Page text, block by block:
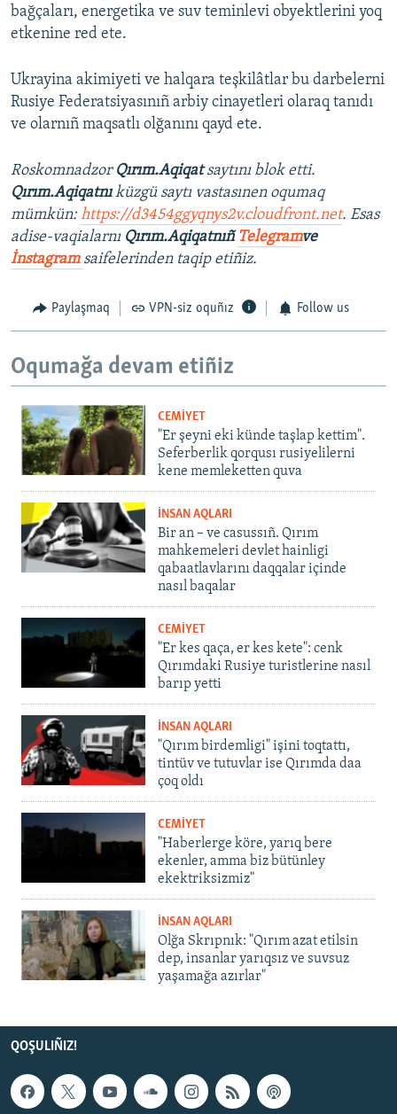
bağçaları, energetika ve suv teminlevi obyektlerini yoq
etkenine red ete.
Ukrayina akimiyeti ve halqara teşkilâtlar bu darbelerni
Rusiye Federatsiyasınıñ arbiy cinayetleri olaraq tanıdı
ve olarnıñ maqsatlı olğanını qayd ete.
Roskomnadzor Qırım.Aqiqatsaytını blok etti.
Qırım.Aqiqatnıküzgü saytı vastasınen oqumaq
mümkün:https://d3454ggyqnys2v.cloudfront.net. Esas
adise-vaqialarnı Qırım.Aqiqatnıñ Telegramve
İnstagram saifelerinden taqip etiñiz.
Paylaşmaq VPN-siz oquñız Follow us
Oqumağa devam etiñiz
CEMİYET
"Er şeyni eki künde taşlap kettim".
Seferberlik qorqusı rusiyelilerni
kene memleketten quva
İNSAN AQLARI
Bir an – ve casussıñ. Qırım
mahkemeleri devlet hainligi
qabaatlavlarını daqqalar içinde
nasıl baqalar
CEMİYET
"Er kes qaça, er kes kete": cenk
Qırımdaki Rusiye turistlerine nasıl
barıp yetti
İNSAN AQLARI
"Qırım birdemligi" işini toqtattı,
tintüv ve tutuvlar ise Qırımda daa
çoq oldı
CEMİYET
"Haberlerge köre, yarıq bere
ekenler, amma biz bütünley
ekektriksizmiz"
İNSAN AQLARI
Olğa Skrıpnık: "Qırım azat etilsin
dep, insanlar yarıqsız ve suvsuz
yaşamağa azırlar"
QOŞULIÑIZ!